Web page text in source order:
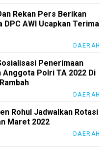
Rekan Pers Berikan
DPC AWI Ucapkan Terima
DAERAH
Penerimaan
Anggota Polri TA 2022 Di
DAERAH
Rohul Jadwalkan Rotasi
Maret 2022
DAERAH